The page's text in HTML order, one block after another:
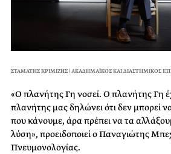
ΣΤΑΜΑΤΗΣ ΚΡΙΜΙΖΗΣ | ΑΚΑΔΗΜΑΪΚΟΣ ΚΑΙ ΔΙΑΣΤΗΜΙΚΟΣ
«Ο πλανήτης Γη νοσεί. Ο πλανήτης Γη
πλανήτης μας δηλώνει ότι δεν μπορεί
που κάνουμε, άρα πρέπει να τα
λύση», προειδοποιεί ο Παναγιώτης
Πνευμονολογίας.